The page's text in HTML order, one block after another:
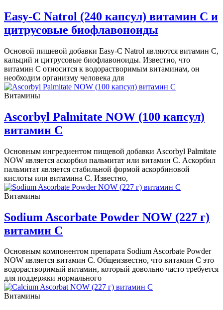
Easy-C Natrol (240 капсул) витамин С и
цитрусовые биофлавоноиды
Основой пищевой добавки Easy-C Natrol являются витамин С,
кальций и цитрусовые биофлавоноиды. Известно, что
витамин С относится к водорастворимым витаминам, он
необходим организму человека для
Витамины
Ascorbyl Palmitate NOW (100 капсул)
витамин C
Основным ингредиентом пищевой добавки Ascorbyl Palmitate
NOW является аскорбил пальмитат или витамин C. Аскорбил
пальмитат является стабильной формой аскорбиновой
кислоты или витамина С. Известно,
Витамины
Sodium Ascorbate Powder NOW (227 г)
витамин С
Основным компонентом препарата Sodium Ascorbate Powder
NOW является витамин С. Общеизвестно, что витамин С это
водорастворимый витамин, который довольно часто требуется
для поддержки нормального
Витамины